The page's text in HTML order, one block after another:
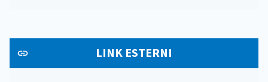
LINK ESTERNI